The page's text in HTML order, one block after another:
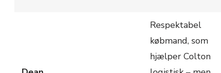
Respektabel
købmand, som
hjælper Colton